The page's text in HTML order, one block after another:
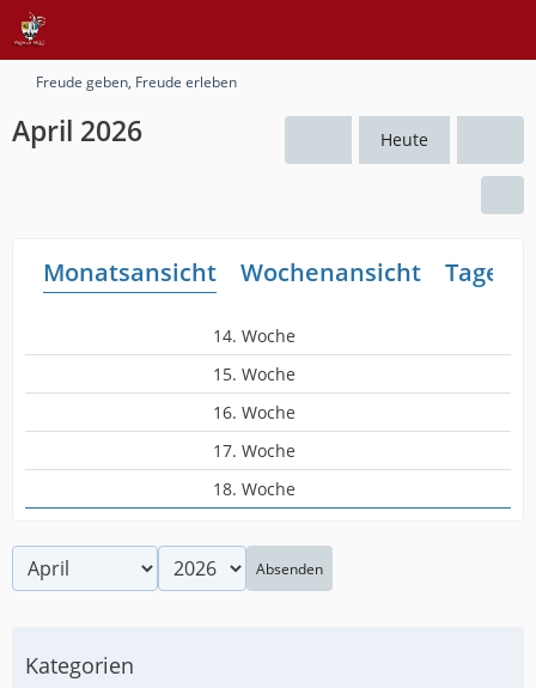
Freude geben, Freude erleben
April 2026 Heute
Monatsansicht Wochenansicht
14. Woche
15. Woche
16. Woche
17. Woche
18. Woche
Absenden
Kategorien